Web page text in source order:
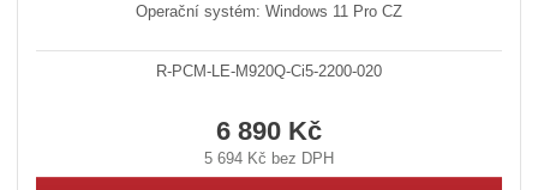
Operační systém: Windows 11 Pro CZ
R-PCM-LE-M920Q-Ci5-2200-020
6 890 Kč
5 694 Kč bez DPH